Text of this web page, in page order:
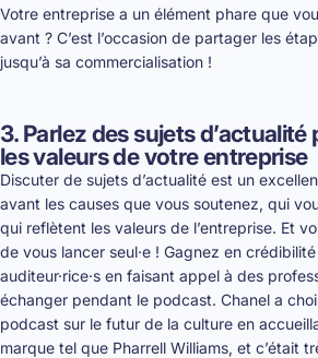
Votre entreprise a un élément phare que
avant ? C’est l’occasion de partager les
jusqu’à sa commercialisation !
3. Parlez des sujets
les valeurs de votre entreprise
Discuter de sujets d’actualité est un
avant les causes que vous soutenez, qui
qui reflètent les valeurs de l’entreprise. Et
de vous lancer seul·e ! Gagnez en
auditeur·rice·s en faisant appel à des
échanger pendant le podcast. Chanel a
podcast sur le futur de la culture en
marque tel que Pharrell Williams, et c’était